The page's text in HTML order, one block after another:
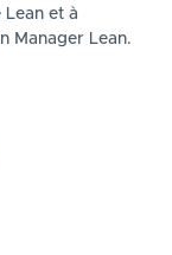
et à
Manager Lean.